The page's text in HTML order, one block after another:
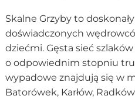
Skalne Grzyby to
doświadczonych
dziećmi. Gęsta sieć
o odpowiednim stopniu
wypadowe znajdują się w
Batorówek, Karłów,